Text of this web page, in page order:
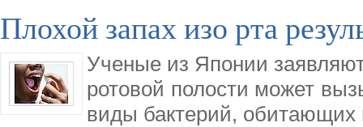
Плохой запах изо рта
Ученые из Японии
ротовой полости может
виды бактерий, обитающих